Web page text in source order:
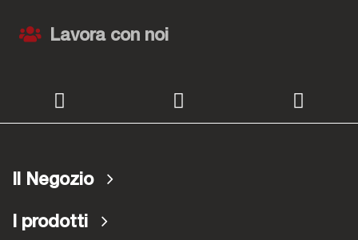
Lavora con noi
Il Negozio
I prodotti